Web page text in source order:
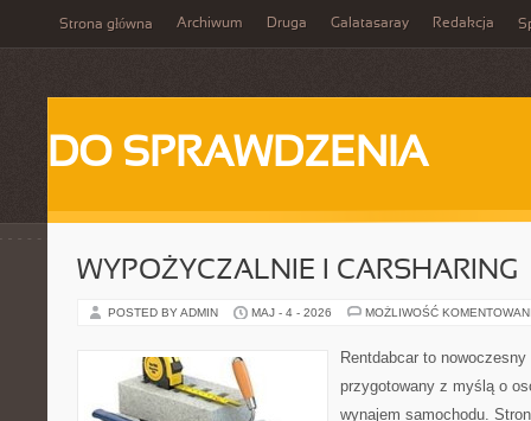
Strona główna Archiwum Druga Galatasaray Redakcja
DO SPRAWDZENIA
WYPOŻYCZALNIE I CARSHARING
POSTED BY ADMIN MAJ - 4 - 2026 MOŻLIWOŚĆ
Rentdabcar to
przygotowany z myślą o
wynajem samochodu.